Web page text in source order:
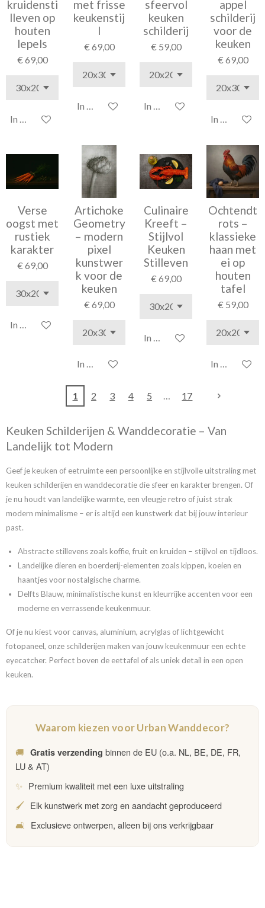
kruidensti
lleven op
houten
lepels
€ 69,00
In winkelwagen
met frisse
keukenstij
l
€ 69,00
In winkelwagen
sfeervol
keuken
schilderij
€ 59,00
In winkelwagen
appel
schilderij
voor de
keuken
€ 69,00
In
Verse
oogst met
rustiek
karakter
€ 69,00
In winkelwagen
Artichoke
Geometry
– modern
pixel
kunstwer
k voor de
keuken
€ 69,00
In winkelwagen
Culinaire
Kreeft –
Stijlvol
Keuken
Stilleven
€ 69,00
In winkelwagen
Ochtendt
rots –
klassieke
haan met
ei op
houten
tafel
€ 59,00
In
1 2 3 4 5 17
Keuken Schilderijen & Wanddecoratie – Van
Landelijk tot Modern
Geef je keuken of eetruimte een persoonlijke en stijlvolle uitstraling met
keuken schilderijen en wanddecoratie die sfeer en karakter brengen. Of
je nu houdt van landelijke warmte, een vleugje retro of juist strak
modern minimalisme – er is altijd een kunstwerk dat bij jouw interieur
past.
Abstracte stillevens zoals koffie, fruit en kruiden – stijlvol en tijdloos.
Landelijke dieren en boerderij-elementen zoals kippen, koeien en
haantjes voor nostalgische charme.
Delfts Blauw, minimalistische kunst en kleurrijke accenten voor een
moderne en verrassende keukenmuur.
Of je nu kiest voor canvas, aluminium, acrylglas of lichtgewicht
fotopaneel, onze schilderijen maken van jouw keukenmuur een echte
eyecatcher. Perfect boven de eettafel of als uniek detail in een open
keuken.
Waarom kiezen voor Urban Wanddecor?
🚚 Gratis verzending binnen de EU (o.a. NL, BE, DE, FR,
LU & AT)
✨ Premium kwaliteit met een luxe uitstraling
🖌️ Elk kunstwerk met zorg en aandacht geproduceerd
🛋️
Exclusieve ontwerpen, alleen bij ons verkrijgbaar